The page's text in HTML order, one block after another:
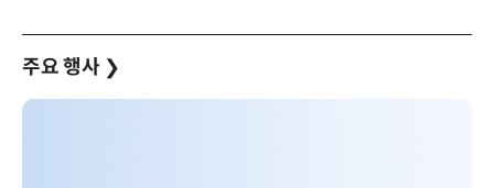
주요 행사 ❯